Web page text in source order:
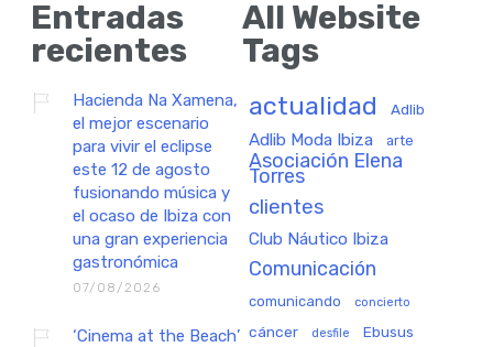
Entradas
recientes
Hacienda Na Xamena,
el mejor escenario
para vivir el eclipse
este 12 de agosto
fusionando música y
el ocaso de Ibiza con
una gran experiencia
gastronómica
07/08/2026
‘Cinema at the Beach’
All Website
Tags
actualidad Adlib
Adlib Moda Ibiza arte
Asociación Elena
Torres
clientes
Club Náutico Ibiza
Comunicación
comunicando concierto
cáncer desfile Ebusus